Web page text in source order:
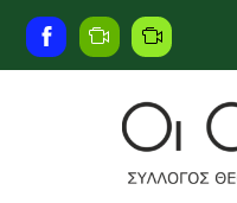
Skip
content
Facebook
Live
Live
2